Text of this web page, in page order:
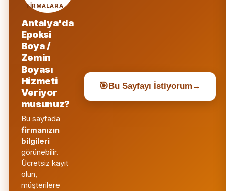
FIRMALARA
Antalya'da
Epoksi
Boya /
Zemin
Boyası
Hizmeti
Veriyor
musunuz?
Bu sayfada
firmanızın
bilgileri
görünebilir.
Ücretsiz kayıt
olun,
müşterilere
🎯 Bu Sayfayı İstiyorum →